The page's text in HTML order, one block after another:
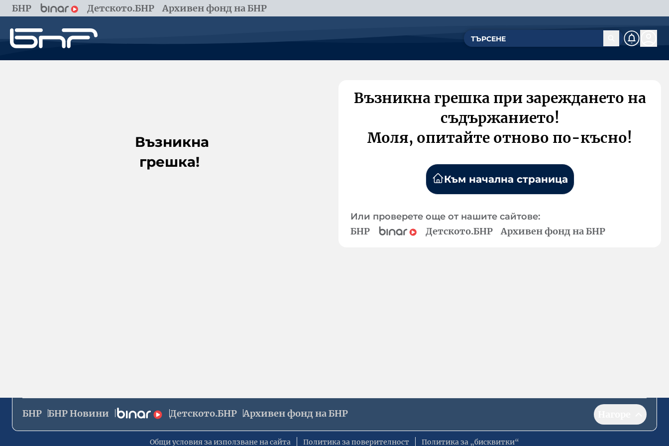
БНР Детското.БНР Архивен фонд на БНР
Възникна
грешка!
Възникна грешка при зареждането на
съдържанието!
Моля, опитайте отново по-късно!
Към начална страница
Или проверете още от нашите сайтове:
БНР Детското.БНР Архивен фонд на БНР
БНР БНР Новини Детското.БНР Архивен фонд на БНР
Общи условия за използване на сайта Политика за поверителност Политика за „бисквитки“